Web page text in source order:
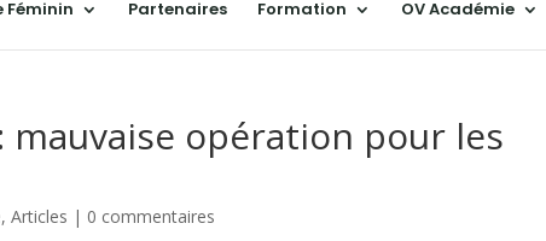
Féminin Partenaires Formation OV Académie
mauvaise opération pour les
,Articles | 0 commentaires